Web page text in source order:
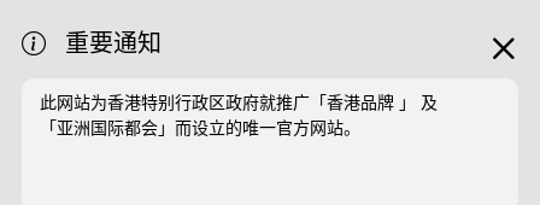
重要通知
此网站为香港特别行政区政府就推广「香港品牌 」 及
「亚洲国际都会」而设立的唯一官方网站。